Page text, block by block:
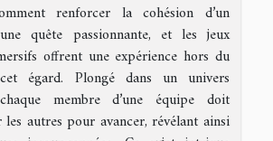
renforcer la cohésion d’un
quête passionnante, et les jeux
offrent une expérience hors du
égard. Plongé dans un univers
membre d’une équipe doit
les autres pour avancer, révélant ainsi